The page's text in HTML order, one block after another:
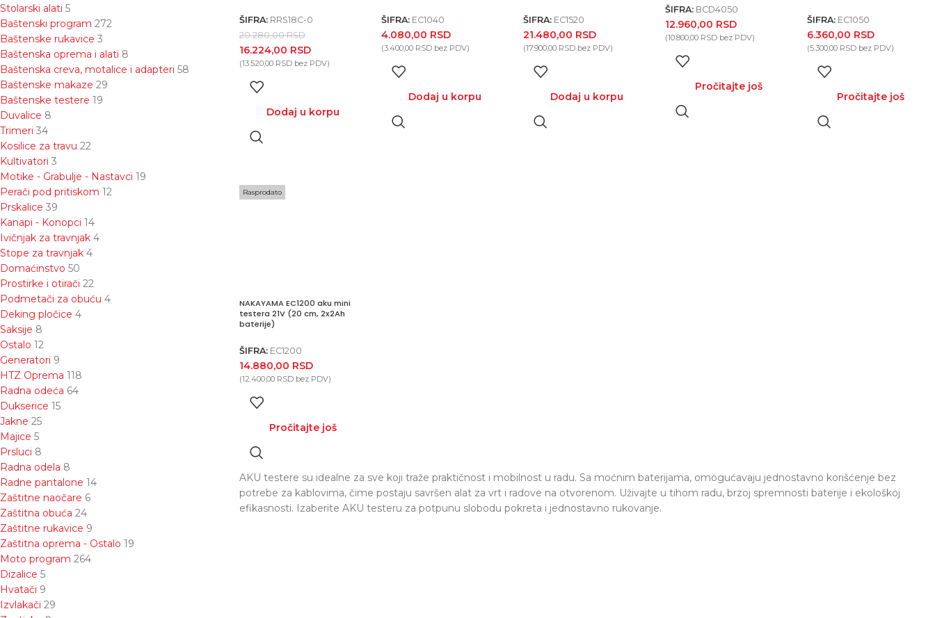
Stolarski alati 5
Baštenski program 272
Baštenske rukavice 3
Baštenska oprema i alati 8
Baštenska creva, motalice i adapteri 58
Baštenske makaze 29
Baštenske testere 19
Duvalice 8
Trimeri 34
Kosilice za travu 22
Kultivatori 3
Motike - Grabulje - Nastavci 19
Perači pod pritiskom 12
Prskalice 39
Kanapi - Konopci 14
Ivičnjak za travnjak 4
Stope za travnjak 4
Domaćinstvo 50
Prostirke i otirači 22
Podmetači za obuću 4
Deking pločice 4
Saksije 8
Ostalo 12
Generatori 9
HTZ Oprema 118
Radna odeća 64
Dukserice 15
Jakne 25
Majice 5
Prsluci 8
Radna odela 8
Radne pantalone 14
Zaštitne naočare 6
Zaštitna obuća 24
Zaštitne rukavice 9
Zaštitna oprema - Ostalo 19
Moto program 264
Dizalice 5
Hvatači 9
Izvlakači 29
ŠIFRA: RRS18C-0
20.280,00RSD
16.224,00 RSD
(13.520,00 RSDbez PDV)
Dodaj u korpu
ŠIFRA: EC1040
4.080,00 RSD
(3.400,00 RSDbez PDV)
Dodaj u korpu
ŠIFRA: EC1520
21.480,00 RSD
(17.900,00 RSDbez PDV)
Dodaj u korpu
ŠIFRA: BCD4050
12.960,00 RSD
(10.800,00 RSDbez PDV)
Pročitajte još
ŠIFRA: EC1050
6.360,00 RSD
(5.300,00 RSDbez PDV)
Pročitajte još
Rasprodato
NAKAYAMA EC1200 aku mini
testera 21V (20 cm, 2x2Ah
baterije)
ŠIFRA: EC1200
14.880,00 RSD
(12.400,00 RSDbez PDV)
Pročitajte još
AKU testere su idealne za sve koji traže praktičnost i mobilnost u radu. Sa moćnim baterijama, omogućavaju jednostavno korišćenje bez
potrebe za kablovima, čime postaju savršen alat za vrt i radove na otvorenom. Uživajte u tihom radu, brzoj spremnosti baterije i ekološkoj
efikasnosti. Izaberite AKU testeru za potpunu slobodu pokreta i jednostavno rukovanje.